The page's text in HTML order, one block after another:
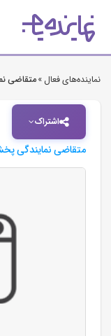
نماینده‌های فعال »متقاضی
اشتراک
متقاضی نمایندگی